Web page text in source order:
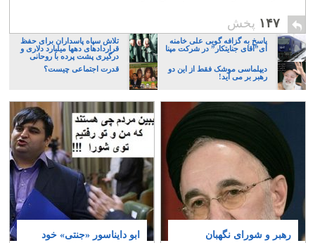
۱۴۷ پخش
پاسخ به گزافه گویی علی خامنه
ای”آقای جنایتکار” در شرکت مپنا
تلاش سپاه پاسداران برای حفظ
قراردادهای دهها میلیارد دلاری و
درگیری پشت پرده با روحانی
دیپلماسی موشک فقط از این دو
رهبر بر می آید!
قدرت اجتماعی چیست؟
رهبر و شورای نگهبان
ابو دایناسور «جنتی» خود